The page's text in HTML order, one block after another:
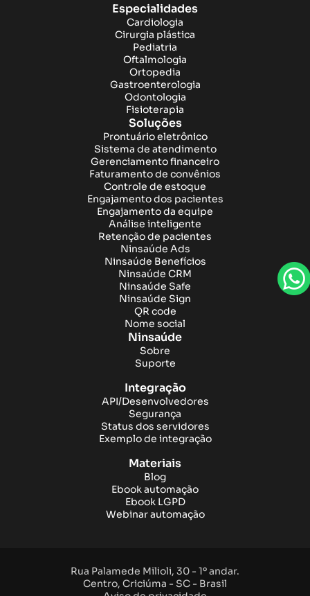
Especialidades
Cardiologia
Cirurgia plástica
Pediatria
Oftalmologia
Ortopedia
Gastroenterologia
Odontologia
Fisioterapia
Soluções
Prontuário eletrônico
Sistema de atendimento
Gerenciamento financeiro
Faturamento de convênios
Controle de estoque
Engajamento dos pacientes
Engajamento da equipe
Análise inteligente
Retenção de pacientes
Ninsaúde Ads
Ninsaúde Benefícios
Ninsaúde CRM
Ninsaúde Safe
Ninsaúde Sign
QR code
Nome social
Ninsaúde
Sobre
Suporte
Integração
API/Desenvolvedores
Segurança
Status dos servidores
Exemplo de integração
Materiais
Blog
Ebook automação
Ebook LGPD
Webinar automação
Rua Palamede Milioli, 30 - 1º andar.
Centro, Criciúma - SC - Brasil